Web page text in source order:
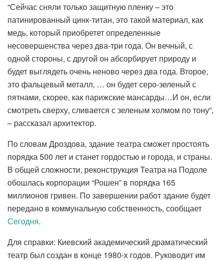
“Сейчас сняли только защитную пленку – это
патинированный цинк-титан, это такой материал, как
медь, который приобретет определенные
несовершенства через два-три года. Он вечный, с
одной стороны, с другой он абсорбирует природу и
будет выглядеть очень неново через два года. Второе,
это фальцевый металл, … он будет серо-зеленый с
пятнами, скорее, как парижские мансарды…И он, если
смотреть сверху, сливается с зеленым холмом по тону”,
– рассказал архитектор.
По словам Дроздова, здание театра сможет простоять
порядка 500 лет и станет гордостью и города, и страны.
В общей сложности, реконструкция Театра на Подоле
обошлась корпорации “Рошен” в порядка 165
миллионов гривен. По завершении работ здание будет
передано в коммунальную собственность, сообщает
Сегодня.
Для справки: Киевский академический драматический
театр был создан в конце 1980-х годов. Руководит им